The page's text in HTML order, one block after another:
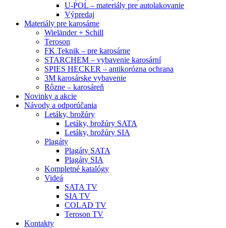
U-POL – materiály pre autolakovanie
Výpredaj
Materiály pre karosárne
Wieländer + Schill
Teroson
FK Teknik – pre karosárne
STARCHEM – vybavenie karosární
SPIES HECKER – antikorózna ochrana
3M karosárske vybavenie
Rôzne – karosáreň
Novinky a akcie
Návody a odporúčania
Letáky, brožúry
Letáky, brožúry SATA
Letáky, brožúry SIA
Plagáty
Plagáty SATA
Plagáty SIA
Kompletné katalógy
Videá
SATA TV
SIA TV
COLAD TV
Teroson TV
Kontakty